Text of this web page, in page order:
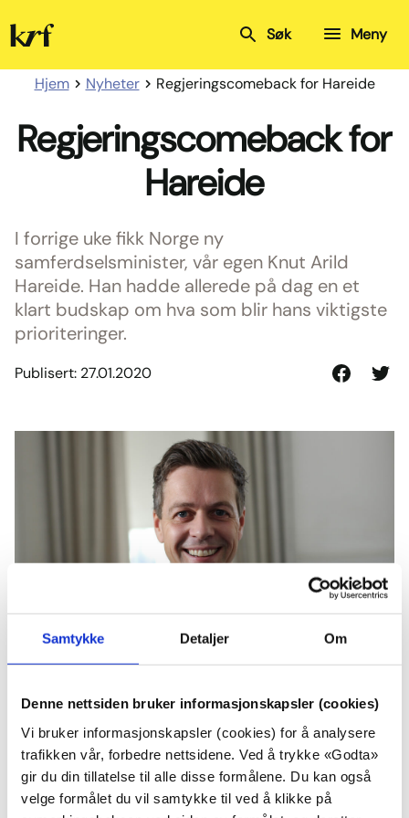
Samtykke Detaljer Om
Denne nettsiden bruker informasjonskapsler (cookies)
Vi bruker informasjonskapsler (cookies) for å analysere
trafikken vår, forbedre nettsidene. Ved å trykke «Godta»
gir du din tillatelse til alle disse formålene. Du kan også
velge formålet du vil samtykke til ved å klikke på
Kristelig
Folkeparti Meny
Søk
Hjem Nyheter Regjeringscomeback for Hareide
Regjeringscomeback for
Hareide
I forrige uke fikk Norge ny
samferdselsminister, vår egen Knut Arild
Hareide. Han hadde allerede på dag en et
klart budskap om hva som blir hans viktigste
prioriteringer.
Publisert: 27.01.2020
Del
Facebook
Del
Klimakrisen er her. Det er alvor nå. Da ønsker jeg å være
med å gjøre en forskjell. Det kan en samferdselsminister
gjøre, sier Hareide. Som setter en klimavennlig
samferdselspolitikk øverst på prioriteringslista for årene